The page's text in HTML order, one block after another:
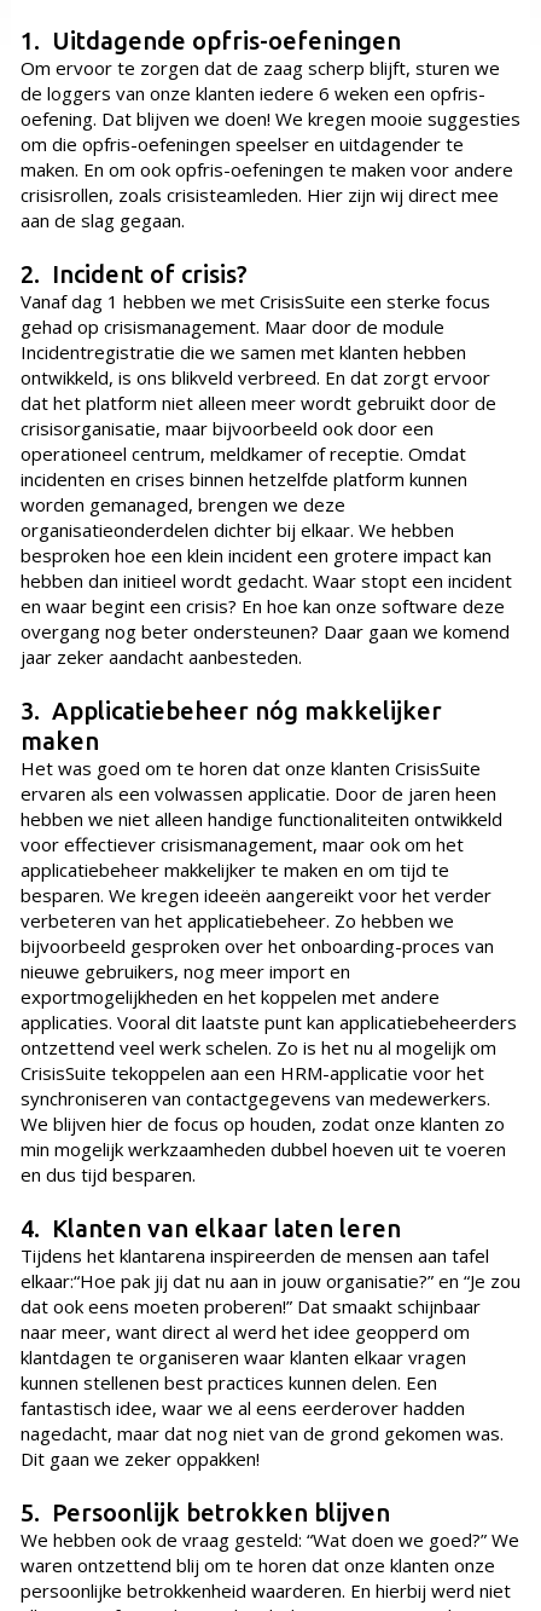
1. Uitdagende opfris-oefeningen
Om ervoor te zorgen dat de zaag scherp blijft, sturen we
de loggers van onze klanten iedere 6 weken een opfris-
oefening. Dat blijven we doen! We kregen mooie suggesties
om die opfris-oefeningen speelser en uitdagender te
maken. En om ook opfris-oefeningen te maken voor andere
crisisrollen, zoals crisisteamleden. Hier zijn wij direct mee
aan de slag gegaan.
2. Incident of crisis?
Vanaf dag 1 hebben we met CrisisSuite een sterke focus
gehad op crisismanagement. Maar door de module
Incidentregistratie die we samen met klanten hebben
ontwikkeld, is ons blikveld verbreed. En dat zorgt ervoor
dat het platform niet alleen meer wordt gebruikt door de
crisisorganisatie, maar bijvoorbeeld ook door een
operationeel centrum, meldkamer of receptie. Omdat
incidenten en crises binnen hetzelfde platform kunnen
worden gemanaged, brengen we deze
organisatieonderdelen dichter bij elkaar. We hebben
besproken hoe een klein incident een grotere impact kan
hebben dan initieel wordt gedacht. Waar stopt een incident
en waar begint een crisis? En hoe kan onze software deze
overgang nog beter ondersteunen? Daar gaan we komend
jaar zeker aandacht aanbesteden.
3. Applicatiebeheer nóg makkelijker
maken
Het was goed om te horen dat onze klanten CrisisSuite
ervaren als een volwassen applicatie. Door de jaren heen
hebben we niet alleen handige functionaliteiten ontwikkeld
voor effectiever crisismanagement, maar ook om het
applicatiebeheer makkelijker te maken en om tijd te
besparen. We kregen ideeën aangereikt voor het verder
verbeteren van het applicatiebeheer. Zo hebben we
bijvoorbeeld gesproken over het onboarding-proces van
nieuwe gebruikers, nog meer import en
exportmogelijkheden en het koppelen met andere
applicaties. Vooral dit laatste punt kan applicatiebeheerders
ontzettend veel werk schelen. Zo is het nu al mogelijk om
CrisisSuite tekoppelen aan een HRM-applicatie voor het
synchroniseren van contactgegevens van medewerkers.
We blijven hier de focus op houden, zodat onze klanten zo
min mogelijk werkzaamheden dubbel hoeven uit te voeren
en dus tijd besparen.
4. Klanten van elkaar laten leren
Tijdens het klantarena inspireerden de mensen aan tafel
elkaar:“Hoe pak jij dat nu aan in jouw organisatie?” en “Je zou
dat ook eens moeten proberen!” Dat smaakt schijnbaar
naar meer, want direct al werd het idee geopperd om
klantdagen te organiseren waar klanten elkaar vragen
kunnen stellenen best practices kunnen delen. Een
fantastisch idee, waar we al eens eerderover hadden
nagedacht, maar dat nog niet van de grond gekomen was.
Dit gaan we zeker oppakken!
5. Persoonlijk betrokken blijven
We hebben ook de vraag gesteld: “Wat doen we goed?” We
waren ontzettend blij om te horen dat onze klanten onze
persoonlijke betrokkenheid waarderen. En hierbij werd niet